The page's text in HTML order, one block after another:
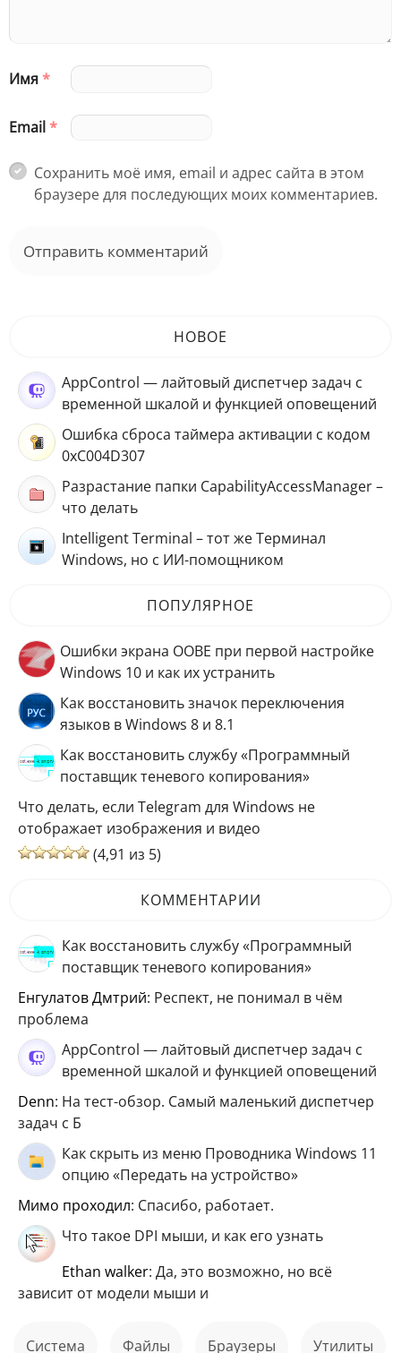
Имя*
Email*
Сохранить моё имя, email и адрес сайта в этом
браузере для последующих моих комментариев.
НОВОЕ
AppControl — лайтовый диспетчер задач с
временной шкалой и функцией оповещений
Ошибка сброса таймера активации с кодом
0xC004D307
Разрастание папки CapabilityAccessManager –
что делать
Intelligent Terminal – тот же Терминал
Windows, но с ИИ-помощником
ПОПУЛЯРНОЕ
Ошибки экрана OOBE при первой настройке
Windows 10 и как их устранить
Как восстановить значок переключения
языков в Windows 8 и 8.1
Как восстановить службу «Программный
поставщик теневого копирования»
Что делать, если Telegram для Windows не
отображает изображения и видео
(4,91 из 5)
КОММЕНТАРИИ
Как восстановить службу «Программный
поставщик теневого копирования»
Енгулатов Дмтрий: Респект, не понимал в чём
проблема
AppControl — лайтовый диспетчер задач с
временной шкалой и функцией оповещений
Denn: На тест-обзор. Самый маленький диспетчер
задач с Б
Как скрыть из меню Проводника Windows 11
опцию «Передать на устройство»
мимо проходил: Спасибо, работает.
Что такое DPI мыши, и как его узнать
ethan walker: Да, это возможно, но всё
зависит от модели мыши и
Система файлы Браузеры Утилиты